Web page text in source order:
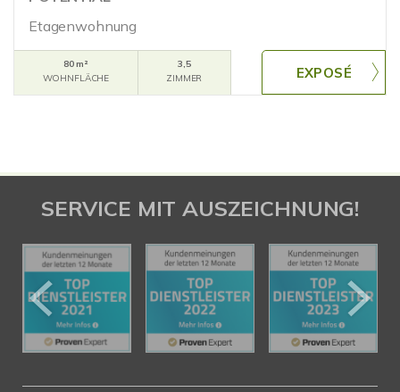
Etagenwohnung
80 m²
WOHNFLÄCHE
3,5
ZIMMER
SERVICE MIT AUSZEICHNUNG!